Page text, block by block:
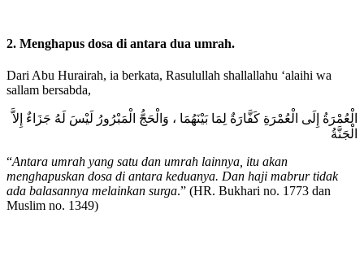
2. Menghapus dosa di antara dua umrah.
Dari Abu Hurairah, ia berkata, Rasulullah shallallahu ‘alaihi wa
sallam bersabda,
الْعُمْرَةُ إِلَى الْعُمْرَةِ كَفَّارَةٌ لِمَا بَيْنَهُمَا ، وَالْحَجُّ الْمَبْرُورُ لَيْسَ لَهُ جَزَاءٌ إِلاَّ
الْجَنَّةُ
“Antara umrah yang satu dan umrah lainnya, itu akan
menghapuskan dosa di antara keduanya. Dan haji mabrur tidak
ada balasannya melainkan surga.” (HR. Bukhari no. 1773 dan
Muslim no. 1349)